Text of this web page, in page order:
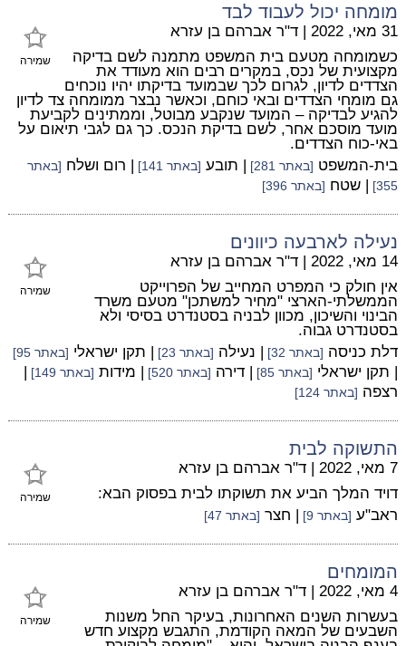
מומחה יכול לעבוד לבד
שמירה
31 מאי, 2022 | ד"ר אברהם בן עזרא
כשמומחה מטעם בית המשפט מתמנה לשם בדיקה
מקצועית של נכס, במקרים רבים הוא מעודד את
הצדדים לדיון, לגרום לכך שבמועד בדיקתו יהיו נוכחים
גם מומחי הצדדים ובאי כוחם, וכאשר נבצר ממומחה צד לדיון
להגיע לבדיקה – המועד שנקבע מבוטל, וממתינים לקביעת
מועד מוסכם אחר, לשם בדיקת הנכס. כך גם לגבי תיאום על
באי-כוח הצדדים.
בית-המשפט [באתר 281] | תובע [באתר 141] | רום ושלח [באתר
355]
| שטח [באתר 396]
נעילה לארבעה כיוונים
שמירה
14 מאי, 2022 | ד"ר אברהם בן עזרא
אין חולק כי המפרט המחייב של הפרוייקט
הממשלתי-הארצי "מחיר למשתכן" מטעם משרד
הבינוי והשיכון, מכוון לבניה בסטנדרט בסיסי ולא
בסטנדרט גבוה.
דלת כניסה [באתר 32] | נעילה [באתר 23] | תקן ישראלי [באתר 95]
| תקן ישראלי [באתר 85] | דירה [באתר 520] | מידות [באתר 149]
|
רצפה [באתר 124]
התשוקה לבית
שמירה
7 מאי, 2022 | ד"ר אברהם בן עזרא
דויד המלך הביע את תשוקתו לבית בפסוק הבא:
ראב"ע [באתר 9] | חצר [באתר 47]
המומחים
שמירה
4 מאי, 2022 | ד"ר אברהם בן עזרא
בעשרות השנים האחרונות, בעיקר החל משנות
השבעים של המאה הקודמת, התגבש מקצוע חדש